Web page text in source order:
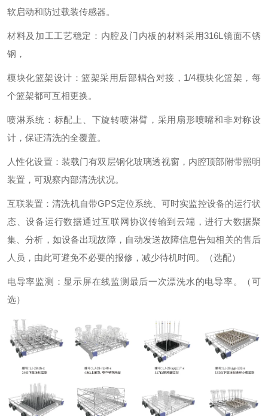
软启动和防过载装传感器。
材料及加工工艺稳定：内腔及门内板的材料采用316L镜面不锈
钢，
模块化篮架设计：篮架采用后部耦合对接，1/4模块化篮架，每
个篮架都可互相更换。
喷淋系统：标配上、下旋转喷淋臂，采用扇形喷嘴和非对称设
计，保证清洗的全覆盖。
人性化设置：装载门有双层钢化玻璃透视窗，内腔顶部附带照明
装置，可观察内部清洗状况。
互联装置：清洗机自带GPS定位系统、可时实监控设备的运行状
态、设备运行数据通过互联网协议传输到云端，进行大数据聚
集、分析，如设备出现故障，自动发送故障信息告知相关的售后
人员，由此可避免不必要的报修，减少待机时间。（选配）
电导率监测：显示屏在线监测最后一次漂洗水的电导率。（可
选）